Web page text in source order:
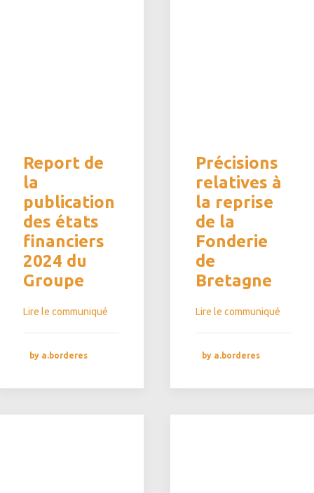
Report de
la
publication
des états
financiers
2024 du
Groupe
Lire le communiqué
by a.borderes
Précisions
relatives à
la reprise
de la
Fonderie
de
Bretagne
Lire le communiqué
by a.borderes